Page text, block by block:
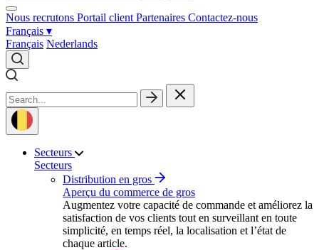
Nous recrutons Portail client Partenaires Contactez‑nous
Français ▾
Français Nederlands
Secteurs
Secteurs
Distribution en gros
Aperçu du commerce de gros
Augmentez votre capacité de commande et améliorez la
satisfaction de vos clients tout en surveillant en toute
simplicité, en temps réel, la localisation et l’état de
chaque article.